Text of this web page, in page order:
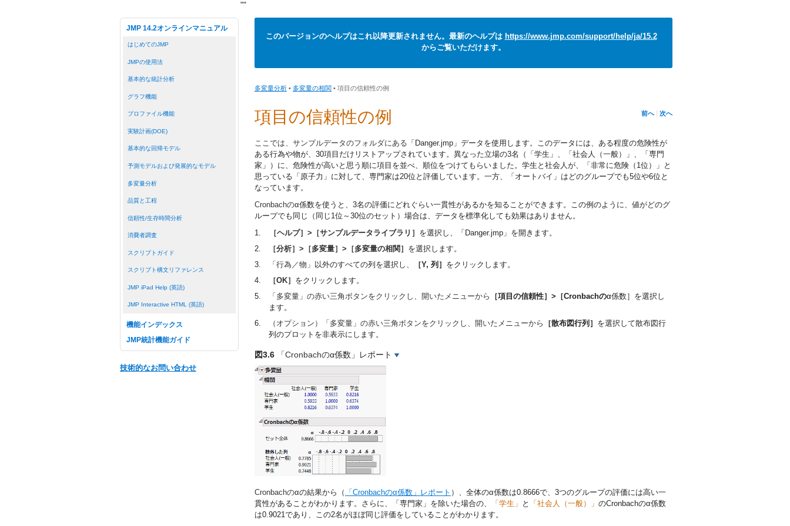
JMP 14.2オンラインマニュアル
はじめてのJMP
JMPの使用法
基本的な統計分析
グラフ機能
プロファイル機能
実験計画(DOE)
基本的な回帰モデル
予測モデルおよび発展的なモデル
多変量分析
品質と工程
信頼性/生存時間分析
消費者調査
スクリプトガイド
スクリプト構文リファレンス
JMP iPad Help (英語)
JMP Interactive HTML (英語)
機能インデックス
JMP統計機能ガイド
技術的なお問い合わせ
このバージョンのヘルプはこれ以降更新されません。最新のヘルプは https://www.jmp.com/support/help/ja/15.2
からご覧いただけます。
多変量分析 • 多変量の相関 • 項目の信頼性の例
前へ 次へ
項目の信頼性の例
ここでは、サンプルデータのフォルダにある 「Danger.jmp」 データを使用します。このデータには、ある程度の危険性が
ある行為や物が、30項目だけリストアップされています。異なった立場の3名（「学生」、「社会人（一般）」、「専門
家」）に、危険性が高いと思う順に項目を並べ、順位をつけてもらいました。学生と社会人が、「非常に危険（1位）」と
思っている「原子力」に対して、専門家は20位と評価しています。一方、「オートバイ」はどのグループでも5位や6位と
なっています。
Cronbachのα係数を使うと、3名の評価にどれぐらい一貫性があるかを知ることができます。この例のように、値がどのグ
ループでも同じ（同じ1位～30位のセット）場合は、データを標準化しても効果はありません。
1.
［ヘルプ］>［サンプルデータライブラリ］ を選択し、 「Danger.jmp」 を開きます。
2.
［分析］>［多変量］>［多変量の相関］ を選択します。
3.
「行為／物」 以外のすべての列を選択し、 ［Y, 列］ をクリックします。
4.
［OK］ をクリックします。
5.
「多変量」の赤い三角ボタンをクリックし、開いたメニューから ［項目の信頼性］>［Cronbachのα係数］を選択し
ます。
6.
（オプション）「多変量」の赤い三角ボタンをクリックし、開いたメニューから ［散布図行列］ を選択して散布図行
列のプロットを非表示にします。
図3.6 「Cronbachのα係数」レポート
Cronbachのαの結果から（ 「Cronbachのα係数」レポート ）、全体のα係数は0.8666で、3つのグループの評価には高い一
貫性があることがわかります。さらに、「専門家」を除いた場合の、
「学生」 と 「社会人（一般）」 のCronbachのα係数
は0.9021であり、この2名がほぼ同じ評価をしていることがわかります。
""